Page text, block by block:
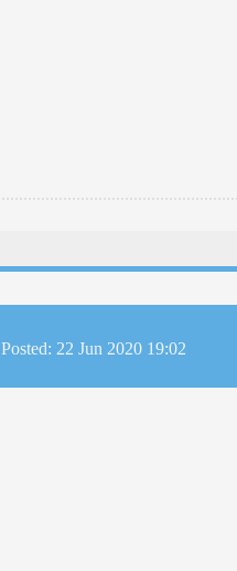
Posted: 22 Jun 2020 19:02